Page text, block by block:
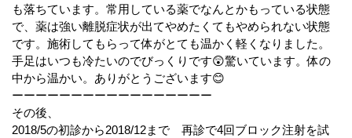
も落ちています。常用している薬でなんとかもっている状態
で、薬は強い離脱症状が出てやめたくてもやめられない状態
です。施術してもらって体がとても温かく軽くなりました。
手足はいつも冷たいのでびっくりです😲驚いています。体の
中から温かい。ありがとうございます😊
ーーーーーーーーーーーーーーーーー
その後、
2018/5の初診から2018/12まで 再診で4回ブロック注射を試